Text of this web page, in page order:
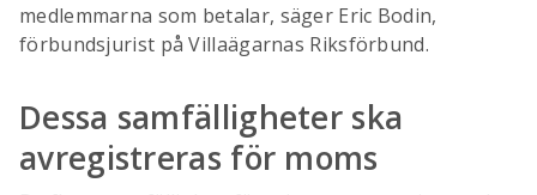
medlemmarna som betalar, säger Eric Bodin,
förbundsjurist på Villaägarnas Riksförbund.
Dessa samfälligheter ska
avregistreras för moms